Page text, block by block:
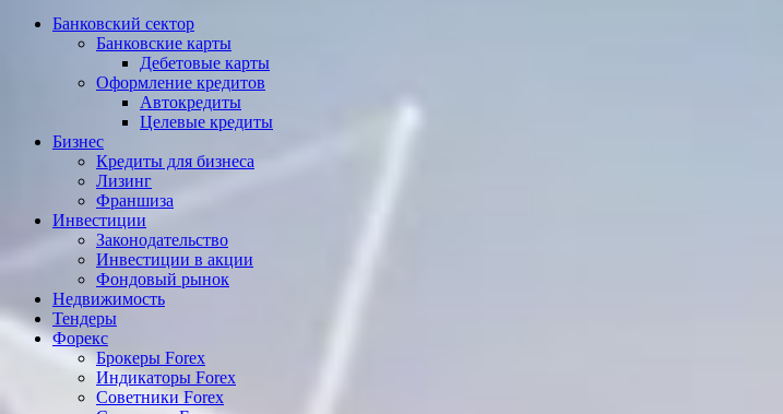
Банковский сектор
Банковские карты
Дебетовые карты
Оформление кредитов
Автокредиты
Целевые кредиты
Бизнес
Кредиты для бизнеса
Лизинг
Франшиза
Инвестиции
Законодательство
Инвестиции в акции
Фондовый рынок
Недвижимость
Тендеры
Форекс
Брокеры Forex
Индикаторы Forex
Советники Forex